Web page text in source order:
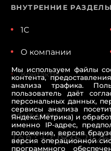
ВНУТРЕННИЕ
1С
О компании
Контакты
КОНТАКТЫ
Тел.: +7 (8352)
Мы используем файлы
контента,
анализа трафика.
пользователь даёт
персональных данных,
сервисы анализа
Яндекс.Метрика) и
именно IP-адрес,
положение, версия
версия операционной
программного